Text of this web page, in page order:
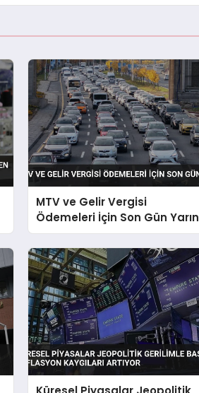
MTV ve Gelir Vergisi
Ödemeleri İçin Son Gün Yarın